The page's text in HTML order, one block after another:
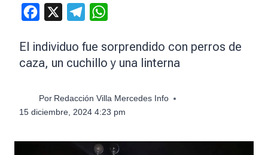
Facebook Telegram
El individuo fue sorprendido con perros de
caza, un cuchillo y una linterna
Por Redacción Villa Mercedes Info
15 diciembre, 2024 4:23 pm